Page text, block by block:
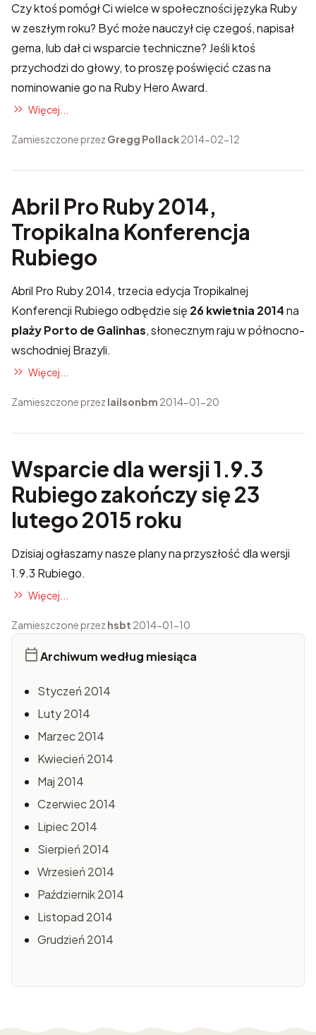
Czy ktoś pomógł Ci wielce w społeczności języka Ruby
w zeszłym roku? Być może nauczył cię czegoś, napisał
gema, lub dał ci wsparcie techniczne? Jeśli ktoś
przychodzi do głowy, to proszę poświęcić czas na
nominowanie gona Ruby Hero Award.
Więcej...
Zamieszczone przez Gregg Pollack2014-02-12
Abril Pro Ruby 2014,
Tropikalna Konferencja
Rubiego
Abril Pro Ruby 2014, trzecia edycja Tropikalnej
Konferencji Rubiego odbędzie się 26 kwietnia 2014na
plaży Porto de Galinhas, słonecznym raju w północno-
wschodniej Brazyli.
Więcej...
Zamieszczone przez lailsonbm 2014-01-20
Wsparcie dla wersji 1.9.3
Rubiego zakończy się 23
lutego 2015 roku
Dzisiaj ogłaszamy nasze plany na przyszłość dla wersji
1.9.3 Rubiego.
Więcej...
Zamieszczone przez hsbt 2014-01-10
Archiwum według miesiąca
Styczeń 2014
Luty 2014
Marzec 2014
Kwiecień 2014
Maj 2014
Czerwiec 2014
Lipiec 2014
Sierpień 2014
Wrzesień 2014
Październik 2014
Listopad 2014
Grudzień 2014